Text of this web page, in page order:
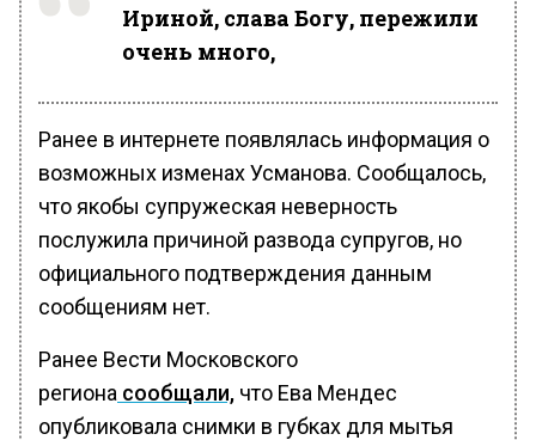
Ириной, слава Богу, пережили
очень много,
Ранее в интернете появлялась информация о
возможных изменах Усманова. Сообщалось,
что якобы супружеская неверность
послужила причиной развода супругов, но
официального подтверждения данным
сообщениям нет.
Ранее Вести Московского
региона сообщали, что Ева Мендес
опубликовала снимки в губках для мытья